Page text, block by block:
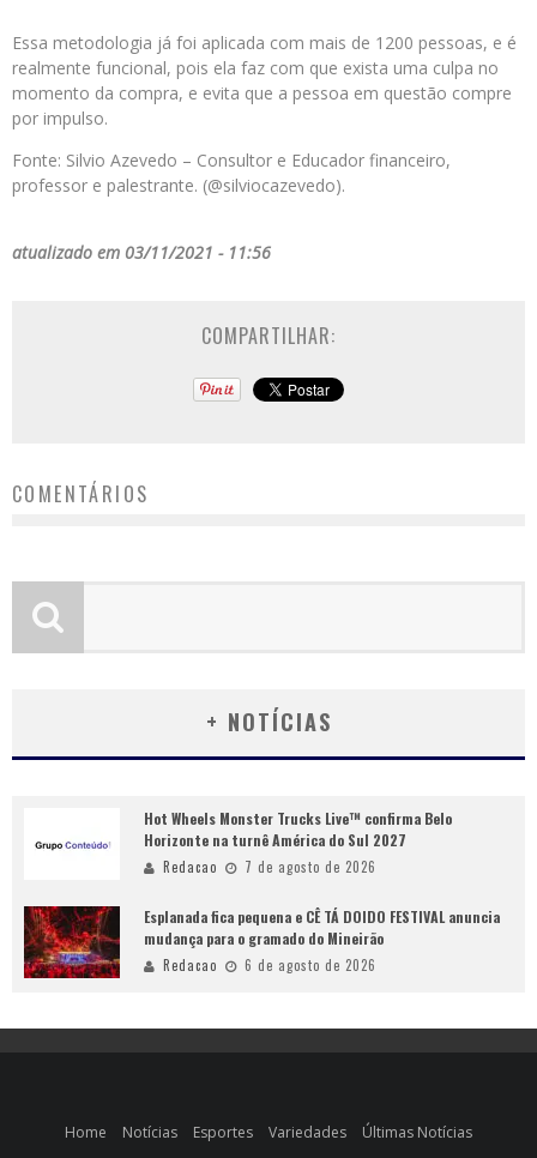
Essa metodologia já foi aplicada com mais de 1200 pessoas, e é
realmente funcional, pois ela faz com que exista uma culpa no
momento da compra, e evita que a pessoa em questão compre
por impulso.
Fonte: Silvio Azevedo – Consultor e Educador financeiro,
professor e palestrante. (@silviocazevedo).
atualizado em 03/11/2021 - 11:56
COMPARTILHAR:
COMENTÁRIOS
+ NOTÍCIAS
Hot Wheels Monster Trucks Live™ confirma Belo
Horizonte na turnê América do Sul 2027
Redacao 7 de agosto de 2026
Esplanada fica pequena e CÊ TÁ DOIDO FESTIVAL anuncia
mudança para o gramado do Mineirão
Redacao 6 de agosto de 2026
Home Notícias Esportes Variedades Últimas Notícias